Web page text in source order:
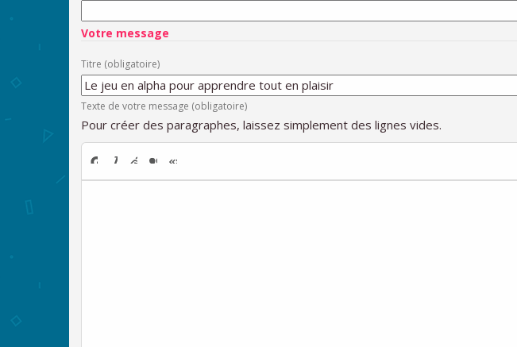
Votre message
Titre (obligatoire)
Texte de votre message (obligatoire)
Pour créer des paragraphes, laissez simplement des lignes vides.